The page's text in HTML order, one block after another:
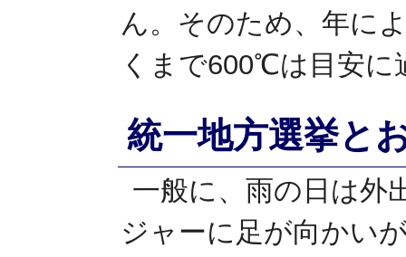
ん。そのため、年に
くまで600℃は目安に
統一地方選挙と
一般に、雨の日は外
ジャーに足が向かい